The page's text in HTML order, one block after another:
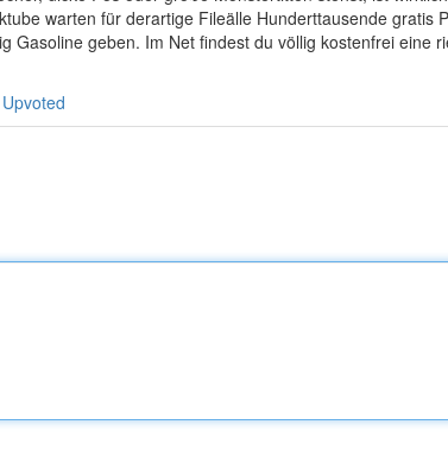
warten für derartige Fileälle Hunderttausende gratis
Gasoline geben. Im Net findest du völlig kostenfrei eine